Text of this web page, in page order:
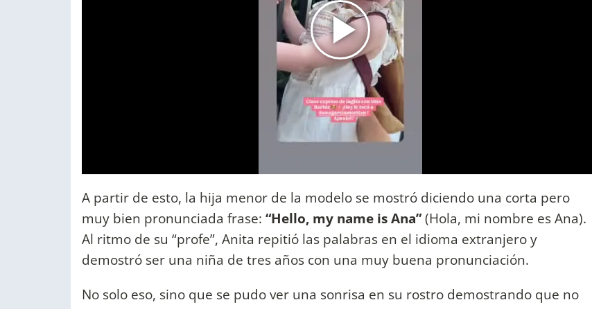
A partir de esto, la hija menor de la modelo se mostró diciendo una corta pero
muy bien pronunciada frase: “Hello, my name is Ana”(Hola, mi nombre es Ana).
Al ritmo de su “profe”, Anita repitió las palabras en el idioma extranjero y
demostró ser una niña de tres años con una muy buena pronunciación.
No solo eso, sino que se pudo ver una sonrisa en su rostro demostrando que no